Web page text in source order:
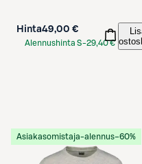
Hinta49,00 €
Alennushinta S-29,40 €
Asiakasomistaja-alennus−60%